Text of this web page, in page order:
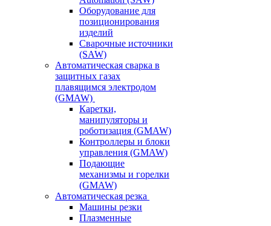
Оборудование для
позиционирования
изделий
Сварочные источники
(SAW)
Автоматическая сварка в
защитных газах
плавящимся электродом
(GMAW)
Каретки,
манипуляторы и
роботизация (GMAW)
Контроллеры и блоки
управления (GMAW)
Подающие
механизмы и горелки
(GMAW)
Автоматическая резка
Машины резки
Плазменные